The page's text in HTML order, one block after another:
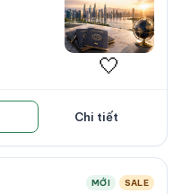
🤍
Chi tiết
MỚI SALE